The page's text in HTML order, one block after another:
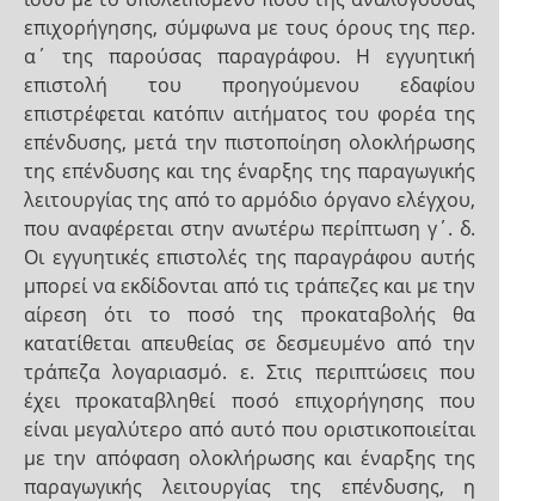
επιχορήγησης, σύμφωνα με τους όρους της περ.
α΄ της παρούσας παραγράφου. Η εγγυητική
επιστολή του προηγούμενου εδαφίου
επιστρέφεται κατόπιν αιτήματος του φορέα της
επένδυσης, μετά την πιστοποίηση ολοκλήρωσης
της επένδυσης και της έναρξης της παραγωγικής
λειτουργίας της από το αρμόδιο όργανο ελέγχου,
που αναφέρεται στην ανωτέρω περίπτωση γ΄. δ.
Οι εγγυητικές επιστολές της παραγράφου αυτής
μπορεί να εκδίδονται από τις τράπεζες και με την
αίρεση ότι το ποσό της προκαταβολής θα
κατατίθεται απευθείας σε δεσμευμένο από την
τράπεζα λογαριασμό. ε. Στις περιπτώσεις που
έχει προκαταβληθεί ποσό επιχορήγησης που
είναι μεγαλύτερο από αυτό που οριστικοποιείται
με την απόφαση ολοκλήρωσης και έναρξης της
παραγωγικής λειτουργίας της επένδυσης, η